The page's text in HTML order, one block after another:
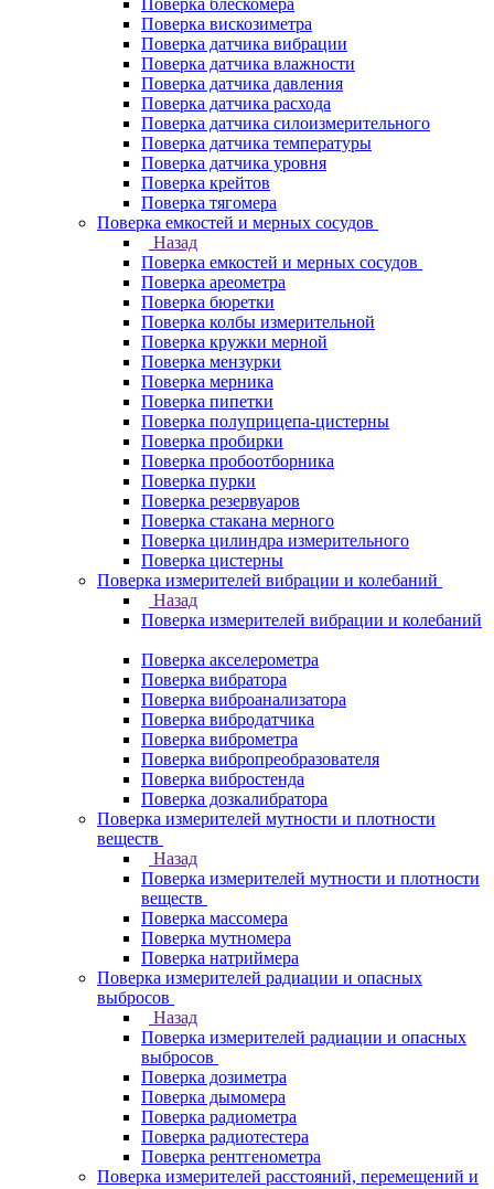
Поверка блескомера
Поверка вискозиметра
Поверка датчика вибрации
Поверка датчика влажности
Поверка датчика давления
Поверка датчика расхода
Поверка датчика силоизмерительного
Поверка датчика температуры
Поверка датчика уровня
Поверка крейтов
Поверка тягомера
Поверка емкостей и мерных сосудов
Назад
Поверка емкостей и мерных сосудов
Поверка ареометра
Поверка бюретки
Поверка колбы измерительной
Поверка кружки мерной
Поверка мензурки
Поверка мерника
Поверка пипетки
Поверка полуприцепа-цистерны
Поверка пробирки
Поверка пробоотборника
Поверка пурки
Поверка резервуаров
Поверка стакана мерного
Поверка цилиндра измерительного
Поверка цистерны
Поверка измерителей вибрации и колебаний
Назад
Поверка измерителей вибрации и колебаний
Поверка акселерометра
Поверка вибратора
Поверка виброанализатора
Поверка вибродатчика
Поверка виброметра
Поверка вибропреобразователя
Поверка вибростенда
Поверка дозкалибратора
Поверка измерителей мутности и плотности
веществ
Назад
Поверка измерителей мутности и плотности
веществ
Поверка массомера
Поверка мутномера
Поверка натриймера
Поверка измерителей радиации и опасных
выбросов
Назад
Поверка измерителей радиации и опасных
выбросов
Поверка дозиметра
Поверка дымомера
Поверка радиометра
Поверка радиотестера
Поверка рентгенометра
Поверка измерителей расстояний, перемещений и